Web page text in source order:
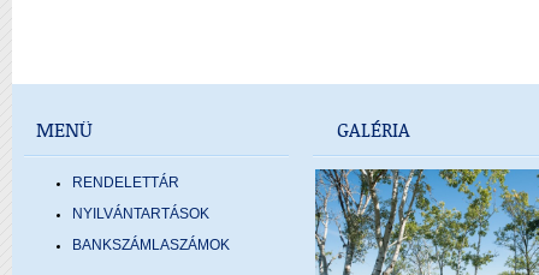
MENÜ
RENDELETTÁR
NYILVÁNTARTÁSOK
BANKSZÁMLASZÁMOK
GALÉRIA